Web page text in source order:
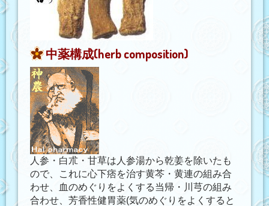
中薬構成(herb composition)
人参・白朮・甘草は人参湯から乾姜を除いたも
ので、これに心下痞を治す黄芩・黄連の組み合
わせ、血のめぐりをよくする当帰・川芎の組み
合わせ、芳香性健胃薬(気のめぐりをよくすると